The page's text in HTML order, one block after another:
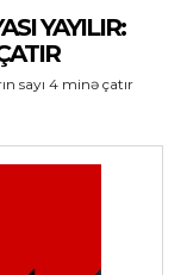
YAYILIR:
sayı 4 minə çatır